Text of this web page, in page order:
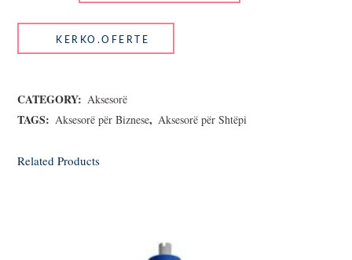
CATEGORY: Aksesorë
TAGS: Aksesorë për Biznese, Aksesorë për Shtëpi
Related Products